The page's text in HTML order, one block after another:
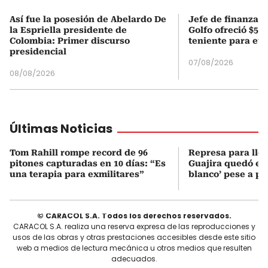
Así fue la posesión de Abelardo De
la Espriella presidente de
Colombia: Primer discurso
presidencial
08/08/2026
Jefe de finanzas
Golfo ofreció
teniente para
07/08/2026
Últimas Noticias
Tom Rahill rompe record de 96
pitones capturadas en 10 días: “Es
una terapia para exmilitares”
Represa para
Guajira quedó en
blanco’ pese a
© CARACOL S.A. Todos los derechos reservados.
CARACOL S.A. realiza una reserva expresa de las reproducciones y
usos de las obras y otras prestaciones accesibles desde este sitio
web a medios de lectura mecánica u otros medios que resulten
adecuados.